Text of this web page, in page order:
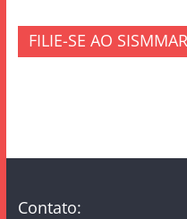
FILIE-SE AO SISMMAR
Contato: